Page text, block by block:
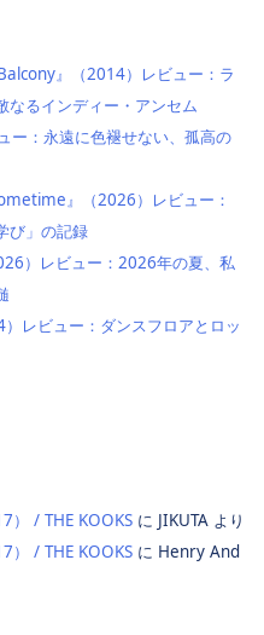
』（2014）レビュー：ラ
なるインディー・アンセム
ー：永遠に色褪せない、孤高の
』（2026）レビュー：
び」の記録
）レビュー：2026年の夏、私
レビュー：ダンスフロアとロッ
） / THE KOOKS に JIKUTA より
） / THE KOOKS に Henry And